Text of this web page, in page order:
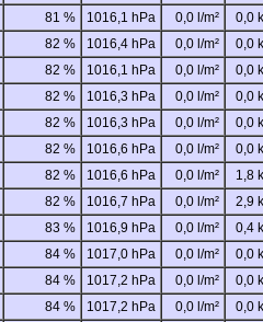
81 % 1016,1 hPa 0,0 l/m²
0,0
82 % 1016,4 hPa 0,0 l/m²
0,0
82 % 1016,1 hPa 0,0 l/m²
0,0
82 % 1016,3 hPa 0,0 l/m²
0,0
82 % 1016,3 hPa 0,0 l/m²
0,0
82 % 1016,6 hPa 0,0 l/m²
0,0
82 % 1016,6 hPa 0,0 l/m²
1,8
82 % 1016,7 hPa 0,0 l/m²
2,9
83 % 1016,9 hPa 0,0 l/m²
0,4
84 % 1017,0 hPa 0,0 l/m²
0,0
84 % 1017,2 hPa 0,0 l/m²
0,0
84 % 1017,2 hPa 0,0 l/m²
0,0